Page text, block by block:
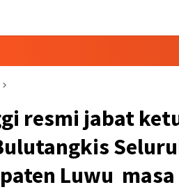
resmi jabat
Luwu